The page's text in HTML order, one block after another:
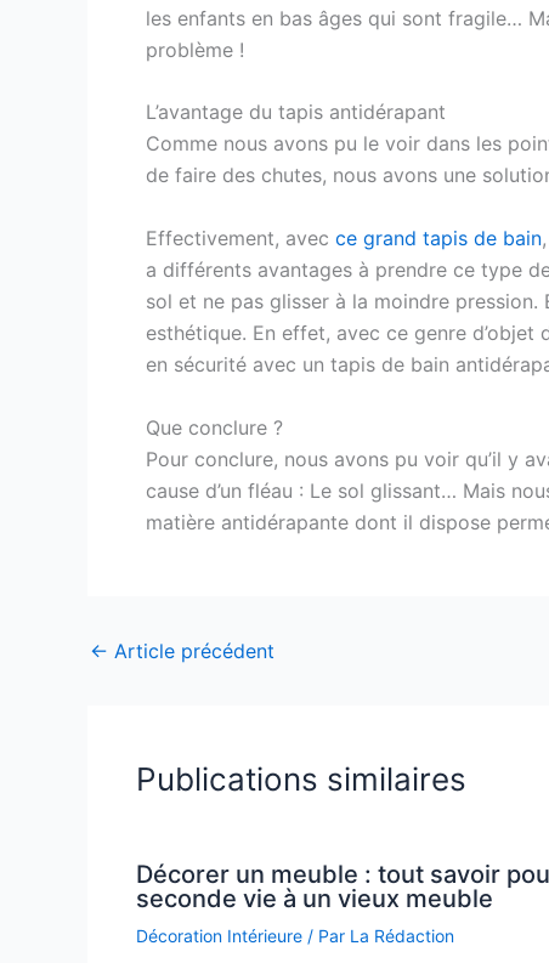
les enfants en bas âges qui sont fragile…
problème !
L’avantage du tapis antidérapant
Comme nous avons pu le voir dans les
de faire des chutes, nous avons une
Effectivement, avec ce grand tapis de bain
a différents avantages à prendre ce type
sol et ne pas glisser à la moindre
esthétique. En effet, avec ce genre
en sécurité avec un tapis de bain
Que conclure ?
Pour conclure, nous avons pu voir qu’il y
cause d’un fléau : Le sol glissant… Mais
matière antidérapante dont il dispose
← Article précédent
Publications similaires
Décorer un meuble : tout savoir
seconde vie à un vieux meuble
Décoration Intérieure / Par La Rédaction